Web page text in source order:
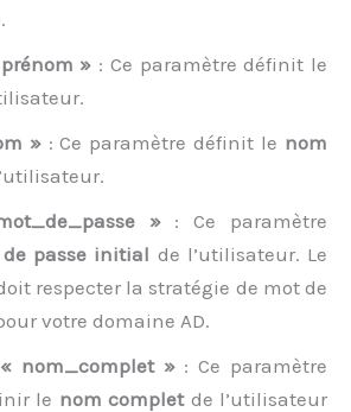
» : Ce paramètre définit le
»: Ce paramètre définit le nom
»: Ce paramètre
passe initial de l’utilisateur. Le
respecter la stratégie de mot de
votre domaine AD.
nom_complet »: Ce paramètre
le nom completde l’utilisateur